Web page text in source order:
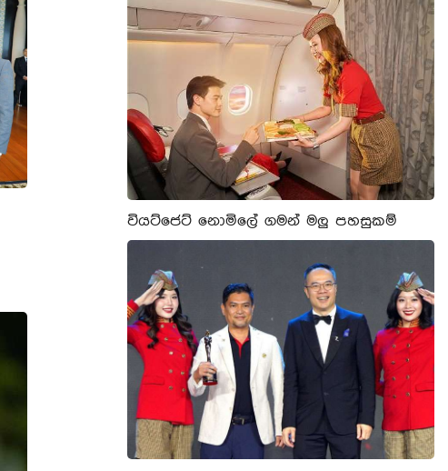
වියට්ජෙට් නොමිලේ ගමන් මලු පහසුකම්